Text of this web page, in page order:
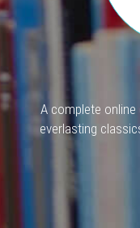
A complete
everlasting